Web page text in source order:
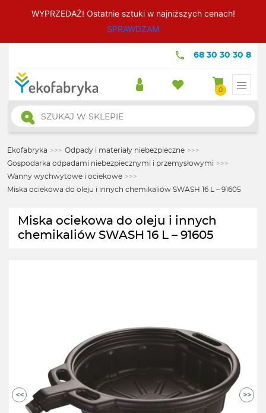
WYPRZEDAŻ! Ostatnie sztuki w najniższych cenach!
SPRAWDZAM
68 30 30 30 8
0
Wyszukiwarka
produktów
Ekofabryka >>> Odpady i materiały niebezpieczne >>>
Gospodarka odpadami niebezpiecznymi i przemysłowymi >>>
Wanny wychwytowe i ociekowe >>>
Miska ociekowa do oleju i innych chemikaliów SWASH 16 L – 91605
Miska ociekowa do oleju i innych
chemikaliów SWASH 16 L – 91605
<< >>